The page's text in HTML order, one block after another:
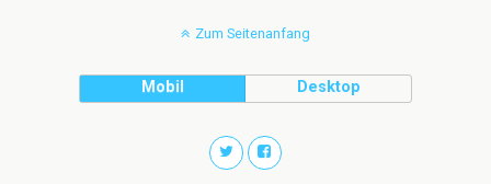
Zum Seitenanfang
Mobil Desktop